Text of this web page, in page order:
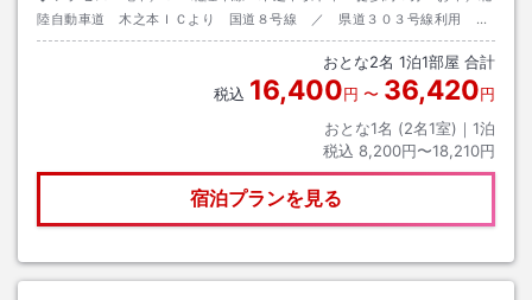
陸自動車道 木之本ＩＣより 国道８号線 ／ 県道３０３号線利用
（木之本交差点直進。ＪＲ線を越えて駅を過ぎてはじめての道を左折して
おとな2名 1泊1部屋 合計
税込 16,400円 〜 36,420円
おとな1名 (2名1室)｜ 1泊
税込 8,200円〜18,210円
宿泊プランを見る